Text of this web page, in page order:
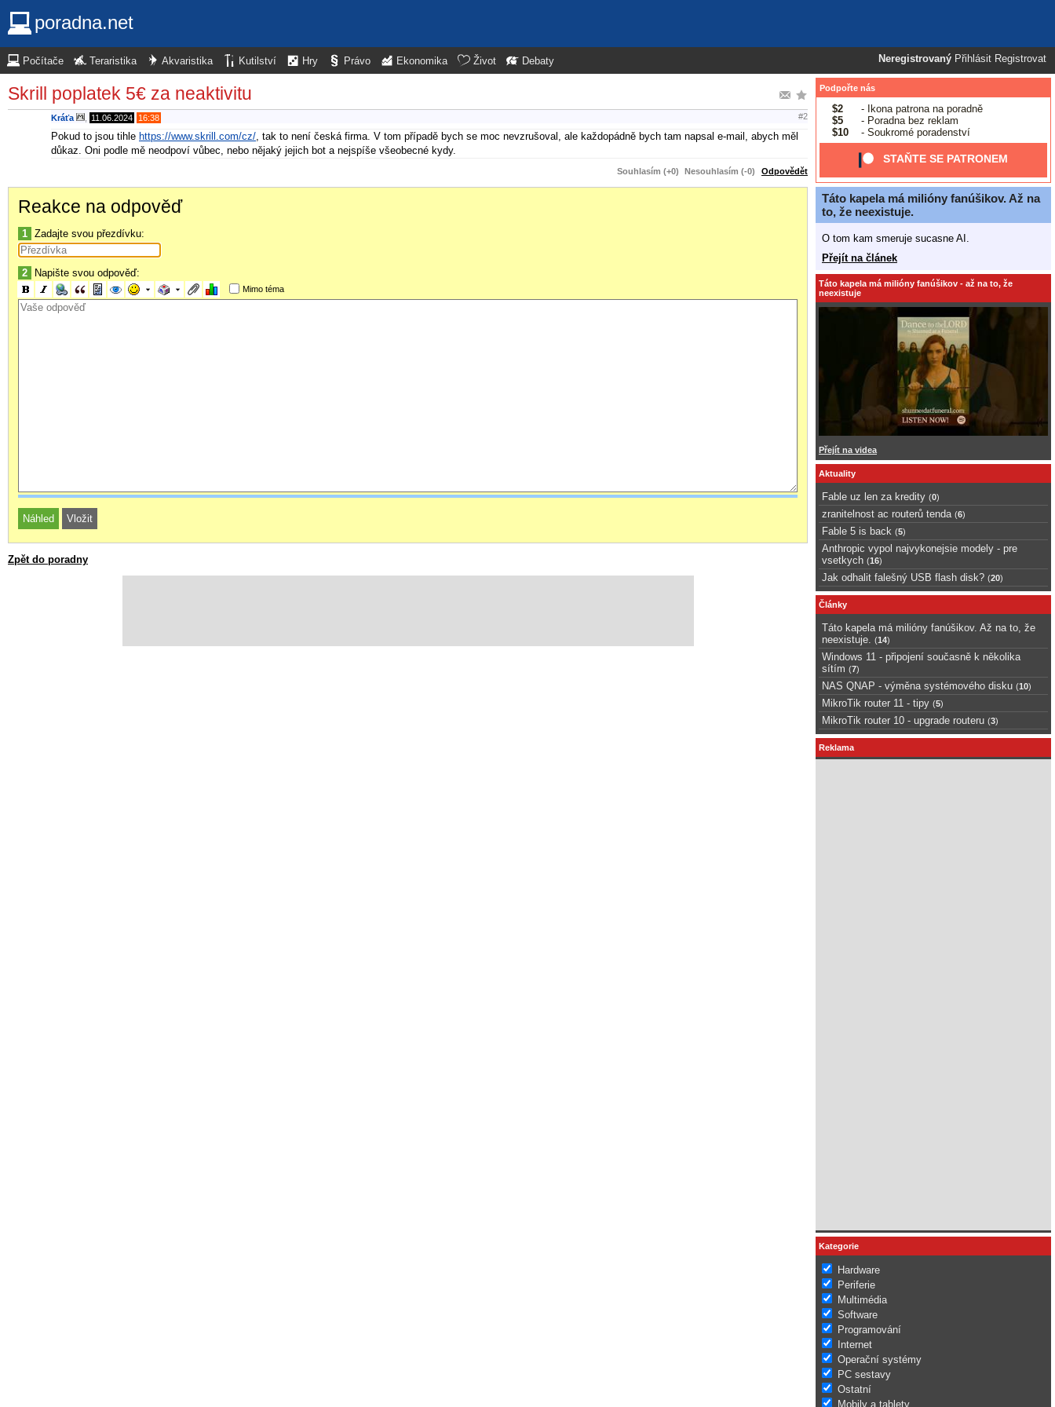
poradna.net
Neregistrovaný Přihlásit Registrovat
Počítače Teraristika Akvaristika Kutilství Hry Právo Ekonomika Život Debaty
Skrill poplatek 5€ za neaktivitu
Kráťa 11.06.2024 16:38 #2
Pokud to jsou tihle https://www.skrill.com/cz/ , tak to není česká firma. V tom případě bych se moc nevzrušoval, ale každopádně bych tam napsal e-mail, abych měl
důkaz. Oni podle mě neodpoví vůbec, nebo nějaký jejich bot a nejspíše všeobecné kydy.
Souhlasím (+0) Nesouhlasím (-0) Odpovědět
Reakce na odpověď
1 Zadajte svou přezdívku:
2 Napište svou odpověď:
Mimo téma
Zpět do poradny
Podpořte nás
$2
- Ikona patrona na poradně
$5
- Poradna bez reklam
$10
- Soukromé poradenství
STAŇTE SE PATRONEM
Táto kapela má milióny fanúšikov. Až na
to, že neexistuje.
O tom kam smeruje sucasne AI.
Přejít na článek
Táto kapela má milióny fanúšikov - až na to, že
neexistuje
Přejít na videa
Aktuality
Fable uz len za kredity (0)
zranitelnost ac routerů tenda (6)
Fable 5 is back (5)
Anthropic vypol najvykonejsie modely - pre
vsetkych (16)
Jak odhalit falešný USB flash disk? (20)
Články
Táto kapela má milióny fanúšikov. Až na to, že
neexistuje.
(14)
Windows 11 - připojení současně k několika
sítím (7)
NAS QNAP - výměna systémového disku (10)
MikroTik router 11 - tipy (5)
MikroTik router 10 - upgrade routeru (3)
Reklama
Kategorie
Hardware
Periferie
Multimédia
Software
Programování
Internet
Operační systémy
PC sestavy
Ostatní
Mobily a tablety